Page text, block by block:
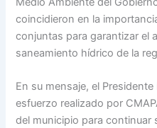
coincidieron en la
conjuntas para garantizar el
saneamiento hídrico de la
En su mensaje, el
esfuerzo realizado por
del municipio para continuar